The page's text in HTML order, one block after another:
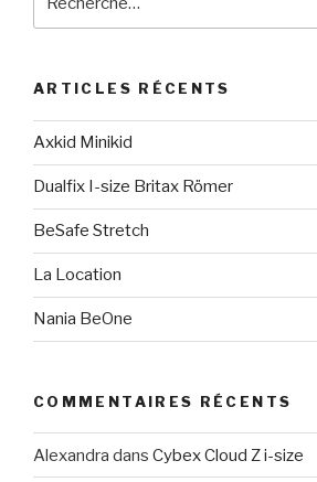
ARTICLES RÉCENTS
Axkid Minikid
Dualfix I-size Britax Römer
BeSafe Stretch
La Location
Nania BeOne
COMMENTAIRES RÉCENTS
Alexandra dans Cybex Cloud Z i-size